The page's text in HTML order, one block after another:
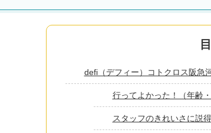
defi（デフィー）コトクロス阪急
行ってよかった！（年齢・
スタッフのきれいさに説